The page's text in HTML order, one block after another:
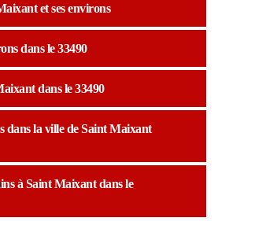
et ses environs
dans le 33490
dans le 33490
dans la ville de Saint Maixant
à Saint Maixant dans le